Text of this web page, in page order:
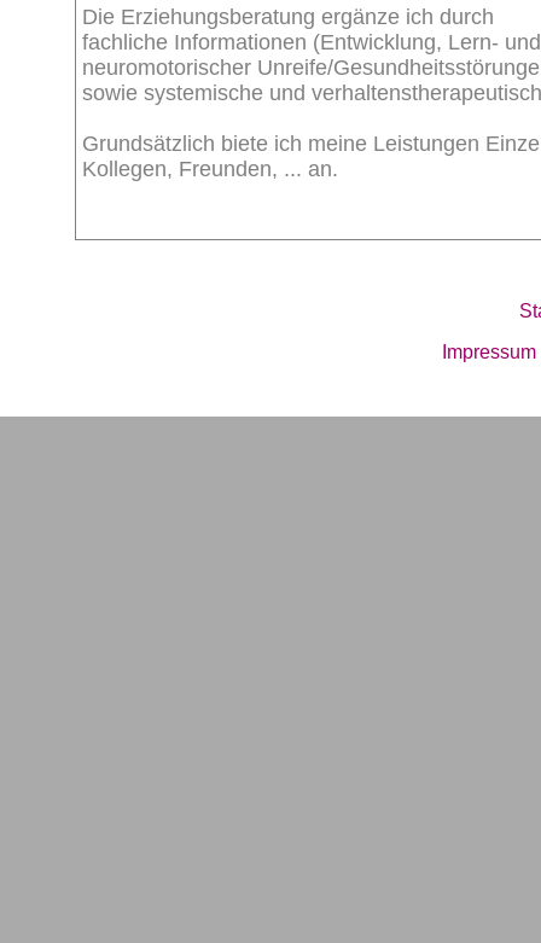
Die Erziehungsberatung ergänze ich durch
fachliche Informationen (Entwicklung, Lern-
neuromotorischer Unreife/
sowie systemische und
Grundsätzlich biete ich meine Leistungen
Kollegen, Freunden, ... an.
Impressum